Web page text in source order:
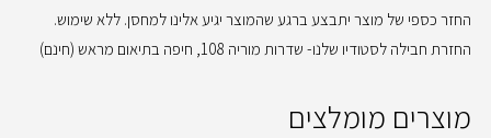
החזר כספי של מוצר יתבצע ברגע שהמוצר יגיע אלינו למחסן. ללא שימוש.
החזרת חבילה לסטודיו שלנו- שדרות מוריה 108, חיפה בתיאום מראש (חינם)
מוצרים מומלצים